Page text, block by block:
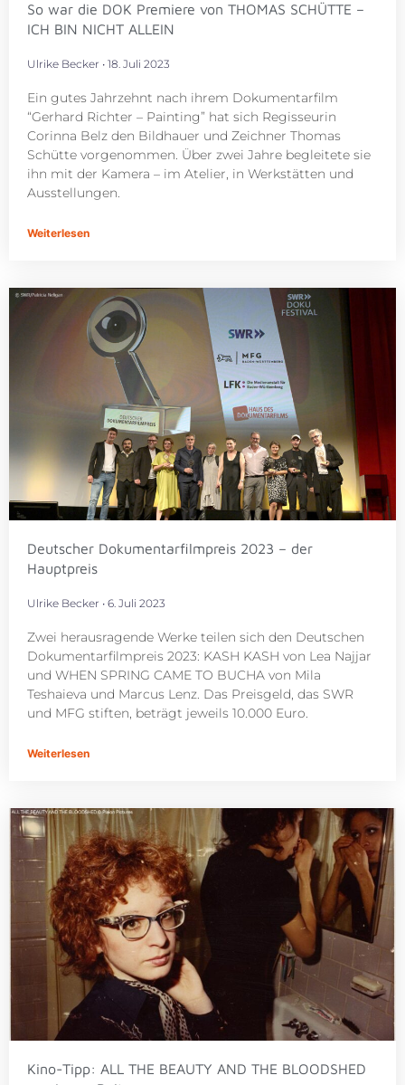
So war die DOK Premiere von THOMAS SCHÜTTE –
ICH BIN NICHT ALLEIN
Ulrike Becker 18. Juli 2023
Ein gutes Jahrzehnt nach ihrem Dokumentarfilm
“Gerhard Richter – Painting” hat sich Regisseurin
Corinna Belz den Bildhauer und Zeichner Thomas
Schütte vorgenommen. Über zwei Jahre begleitete sie
ihn mit der Kamera – im Atelier, in Werkstätten und
Ausstellungen.
Weiterlesen
Deutscher Dokumentarfilmpreis 2023 – der
Hauptpreis
Ulrike Becker 6. Juli 2023
Zwei herausragende Werke teilen sich den Deutschen
Dokumentarfilmpreis 2023: KASH KASH von Lea Najjar
und WHEN SPRING CAME TO BUCHA von Mila
Teshaieva und Marcus Lenz. Das Preisgeld, das SWR
und MFG stiften, beträgt jeweils 10.000 Euro.
Weiterlesen
Kino-Tipp: ALL THE BEAUTY AND THE BLOODSHED